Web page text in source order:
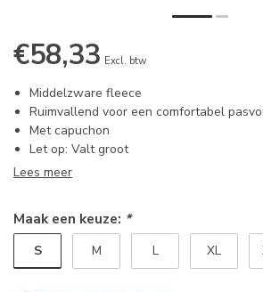
€58,33 Excl. btw
Middelzware fleece
Ruimvallend voor een comfortabel
Met capuchon
Let op: Valt groot
Lees meer
Maak een keuze: *
S M L XL